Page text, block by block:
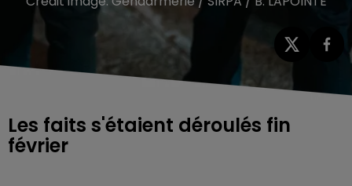
Les faits s'étaient déroulés fin
février